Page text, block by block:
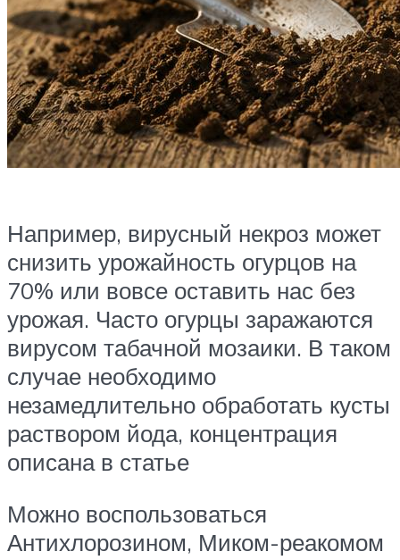
Например, вирусный некроз может
снизить урожайность огурцов на
70% или вовсе оставить нас без
урожая. Часто огурцы заражаются
вирусом табачной мозаики. В таком
случае необходимо
незамедлительно обработать кусты
раствором йода, концентрация
описана в статье
Можно воспользоваться
Антихлорозином, Миком-реакомом